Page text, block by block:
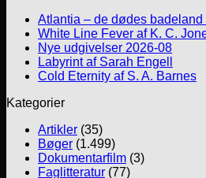
Atlantia – de dødes
White Line Fever af K. C.
Nye udgivelser 2026-08
Labyrint af Sarah Engell
Cold Eternity af S. A. Barnes
Kategorier
Artikler (35)
Bøger (1.499)
Dokumentarfilm (3)
Faglitteratur (77)